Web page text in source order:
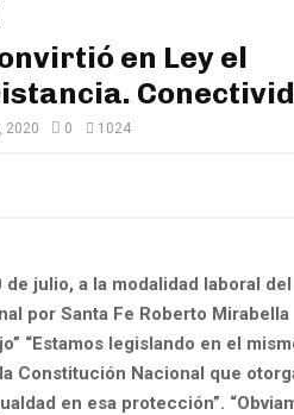
en Ley el
2020 0 1024
julio, a la modalidad laboral del
por Santa Fe Roberto Mirabella
“Estamos legislando en el
Constitución Nacional que
en esa protección”.